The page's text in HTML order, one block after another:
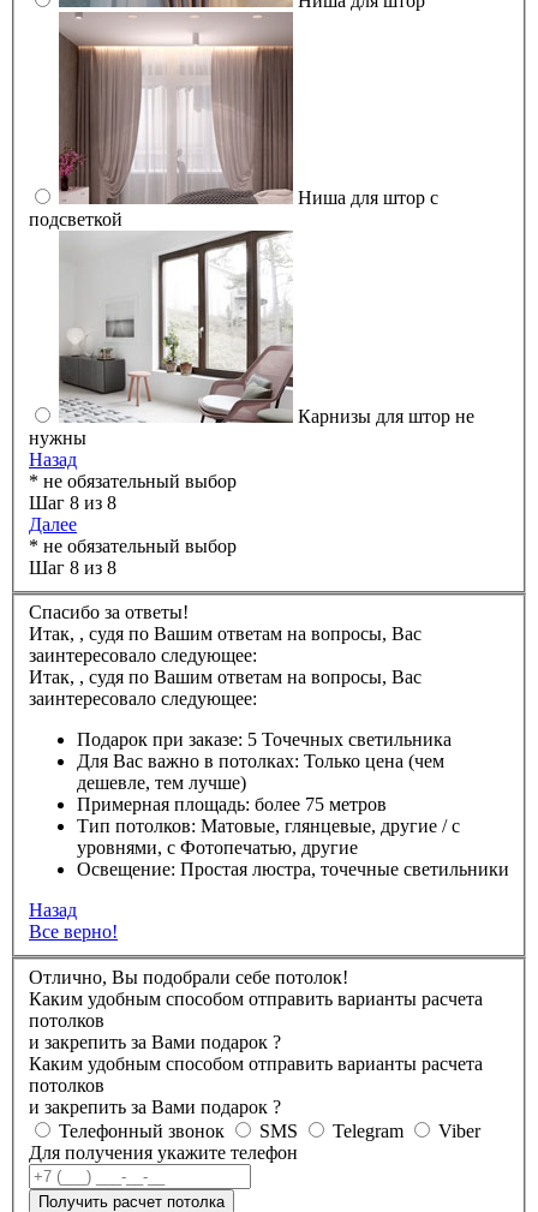
Ниша для штор с
подсветкой
Карнизы для штор не
нужны
Назад
* не обязательный выбор
Шаг 8 из 8
Далее
* не обязательный выбор
Шаг 8 из 8
Спасибо за ответы!
Итак, , судя по Вашим ответам на вопросы, Вас
заинтересовало следующее:
Итак, , судя по Вашим ответам на вопросы, Вас
заинтересовало следующее:
Подарок при заказе: 5 Точечных светильника
Для Вас важно в потолках: Только цена (чем
дешевле, тем лучше)
Примерная площадь: более 75 метров
Тип потолков: Матовые, глянцевые, другие / с
уровнями, с Фотопечатью, другие
Освещение: Простая люстра, точечные светильники
Назад
Все верно!
Отлично, Вы подобрали себе потолок!
Каким удобным способом отправить варианты расчета
потолков
и закрепить за Вами подарок ?
Каким удобным способом отправить варианты расчета
потолков
и закрепить за Вами подарок ?
Телефонный звонок
SMS Telegram
Viber
Для получения укажите телефон
Получить расчет потолка